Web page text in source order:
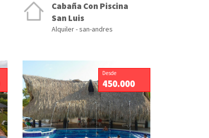
Cabaña Con Piscina
San Luis
Alquiler - san-andres
Desde
450.000